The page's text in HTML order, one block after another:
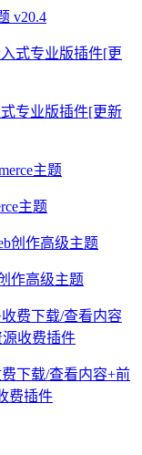
v20.4
式专业版插件[更新
主题
作高级主题
下载/查看内容+前
费插件